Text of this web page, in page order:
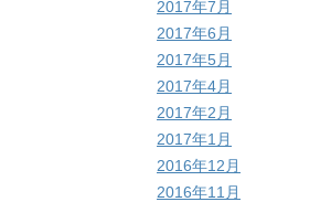
2017年7月
2017年6月
2017年5月
2017年4月
2017年2月
2017年1月
2016年12月
2016年11月